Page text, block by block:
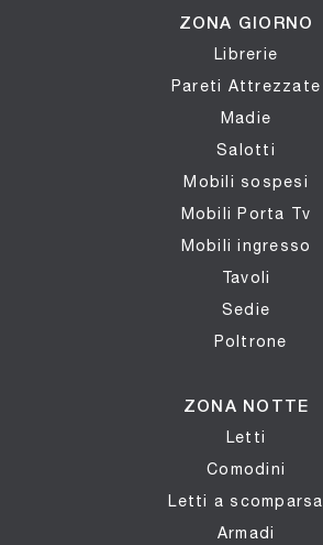
ZONA GIORNO
Librerie
Pareti Attrezzate
Madie
Salotti
Mobili sospesi
Mobili Porta Tv
Mobili ingresso
Tavoli
Sedie
Poltrone
ZONA NOTTE
Letti
Comodini
Letti a scomparsa
Armadi